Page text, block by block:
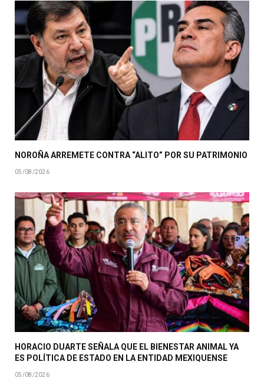
NOROÑA ARREMETE CONTRA “ALITO” POR SU PATRIMONIO
05/08/2026
HORACIO DUARTE SEÑALA QUE EL BIENESTAR ANIMAL YA
ES POLÍTICA DE ESTADO EN LA ENTIDAD MEXIQUENSE
05/08/2026